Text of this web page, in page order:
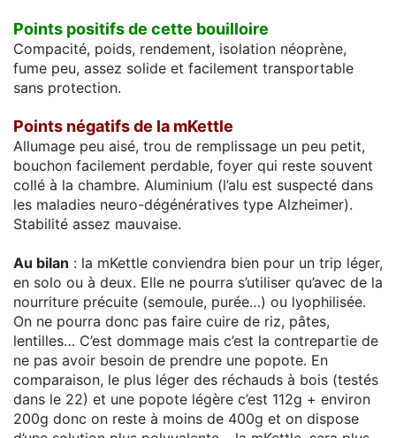
Points positifs de cette bouilloire
Compacité, poids, rendement, isolation néoprène,
fume peu, assez solide et facilement transportable
sans protection.
Points négatifs de la mKettle
Allumage peu aisé, trou de remplissage un peu petit,
bouchon facilement perdable, foyer qui reste souvent
collé à la chambre. Aluminium (l’alu est suspecté dans
les maladies neuro-dégénératives type Alzheimer).
Stabilité assez mauvaise.
Au bilan : la mKettle conviendra bien pour un trip léger,
en solo ou à deux. Elle ne pourra s’utiliser qu’avec de la
nourriture précuite (semoule, purée…) ou lyophilisée.
On ne pourra donc pas faire cuire de riz, pâtes,
lentilles… C’est dommage mais c’est la contrepartie de
ne pas avoir besoin de prendre une popote. En
comparaison, le plus léger des réchauds à bois (testés
dans le 22) et une popote légère c’est 112g + environ
200g donc on reste à moins de 400g et on dispose